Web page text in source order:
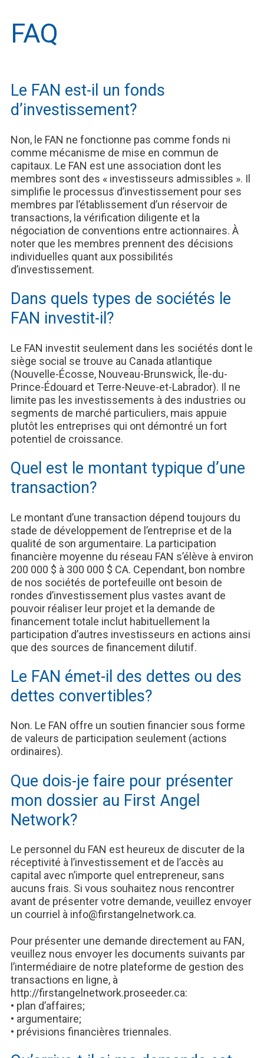
FAQ
Le FAN est-il un fonds
d’investissement?
Non, le FAN ne fonctionne pas comme fonds ni
comme mécanisme de mise en commun de
capitaux. Le FAN est une association dont les
membres sont des « investisseurs admissibles ». Il
simplifie le processus d’investissement pour ses
membres par l’établissement d’un réservoir de
transactions, la vérification diligente et la
négociation de conventions entre actionnaires. À
noter que les membres prennent des décisions
individuelles quant aux possibilités
d’investissement.
Dans quels types de sociétés le
FAN investit-il?
Le FAN investit seulement dans les sociétés dont le
siège social se trouve au Canada atlantique
(Nouvelle-Écosse, Nouveau-Brunswick, Île-du-
Prince-Édouard et Terre-Neuve-et-Labrador). Il ne
limite pas les investissements à des industries ou
segments de marché particuliers, mais appuie
plutôt les entreprises qui ont démontré un fort
potentiel de croissance.
Quel est le montant typique d’une
transaction?
Le montant d’une transaction dépend toujours du
stade de développement de l’entreprise et de la
qualité de son argumentaire. La participation
financière moyenne du réseau FAN s’élève à environ
200 000 $ à 300 000 $ CA. Cependant, bon nombre
de nos sociétés de portefeuille ont besoin de
rondes d’investissement plus vastes avant de
pouvoir réaliser leur projet et la demande de
financement totale inclut habituellement la
participation d’autres investisseurs en actions ainsi
que des sources de financement dilutif.
Le FAN émet-il des dettes ou des
dettes convertibles?
Non. Le FAN offre un soutien financier sous forme
de valeurs de participation seulement (actions
ordinaires).
Que dois-je faire pour présenter
mon dossier au First Angel
Network?
Le personnel du FAN est heureux de discuter de la
réceptivité à l’investissement et de l’accès au
capital avec n’importe quel entrepreneur, sans
aucuns frais. Si vous souhaitez nous rencontrer
avant de présenter votre demande, veuillez envoyer
un courriel à info@firstangelnetwork.ca.
Pour présenter une demande directement au FAN,
veuillez nous envoyer les documents suivants par
l’intermédiaire de notre plateforme de gestion des
transactions en ligne, à
http://firstangelnetwork.proseeder.ca:
• plan d’affaires;
• argumentaire;
• prévisions financières triennales.